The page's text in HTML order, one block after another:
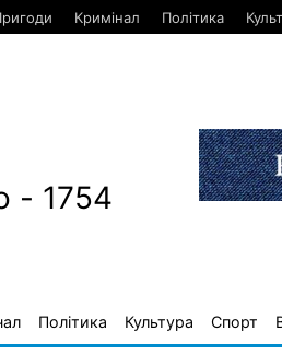
Кримінал Політика
- 1754
Політика Культура Спорт